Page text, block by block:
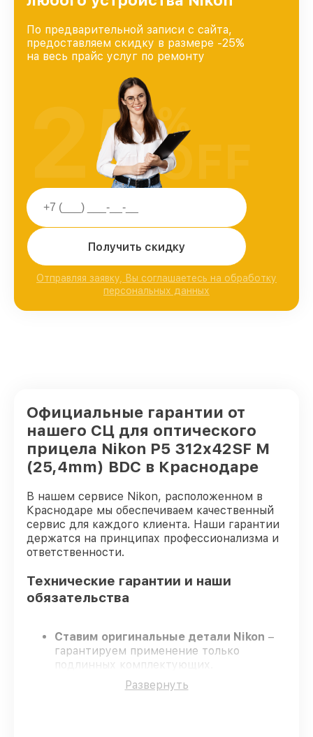
По предварительной записи с сайта,
предоставляем скидку в размере -25%
на весь прайс услуг по ремонту
Получить скидку
Отправляя заявку, Вы соглашаетесь на обработку
персональных данных
25%
OFF
Официальные гарантии от
нашего СЦ для оптического
прицела Nikon P5 312x42SF M
(25,4mm) BDC в Краснодаре
В нашем сервисе Nikon, расположенном в
Краснодаре мы обеспечиваем качественный
сервис для каждого клиента. Наши гарантии
держатся на принципах профессионализма и
ответственности.
Технические гарантии и наши
обязательства
Ставим оригинальные детали Nikon –
гарантируем применение только
подлинных комплектующих.
Опытные инженеры
жёсткий контроль знаний и навыков, что
Развернуть